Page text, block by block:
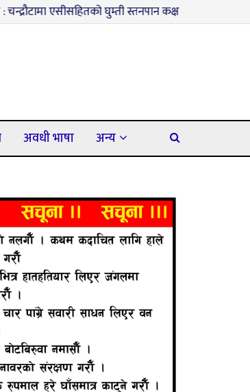
घुम्ती स्तनपान कक्ष सञ्चालनमा ३
अवधी भाषा अन्य